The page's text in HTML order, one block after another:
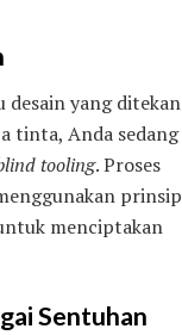
desain yang ditekan
tinta, Anda sedang
tooling. Proses
prinsip
menciptakan
Sentuhan